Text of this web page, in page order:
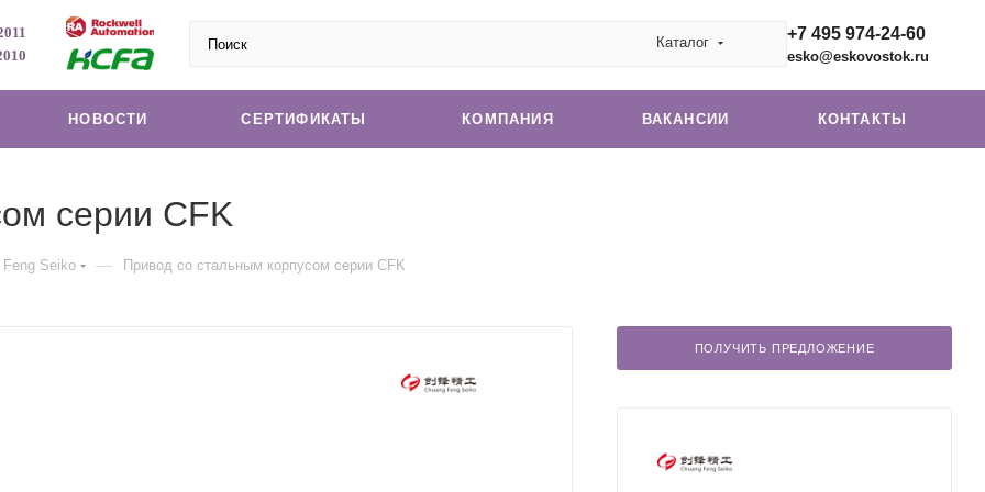
+7 495 974-24-60
esko@eskovostok.ru
Каталог
НОВОСТИ СЕРТИФИКАТЫ КОМПАНИЯ ВАКАНСИИ КОНТАКТЫ
серии CFK
Seiko — Привод со стальным корпусом серии CFK
ПОЛУЧИТЬ ПРЕДЛОЖЕНИЕ